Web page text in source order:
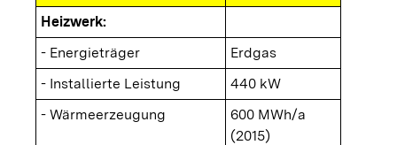
Heizwerk:
- Energieträger
Erdgas
- Installierte Leistung
440 kW
- Wärmeerzeugung
600 MWh/a
(2015)